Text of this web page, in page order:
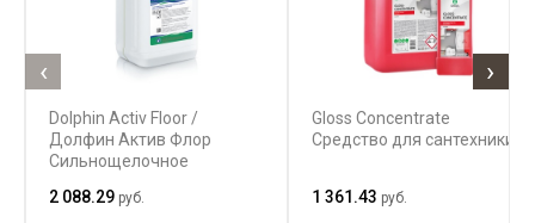
Dolphin Activ Floor /
Долфин Актив Флор
Сильнощелочное
очистки и удаления
2 088.29 руб.
Gloss Concentrate
Средство для сантехники
1 361.43 руб.
‹ ›